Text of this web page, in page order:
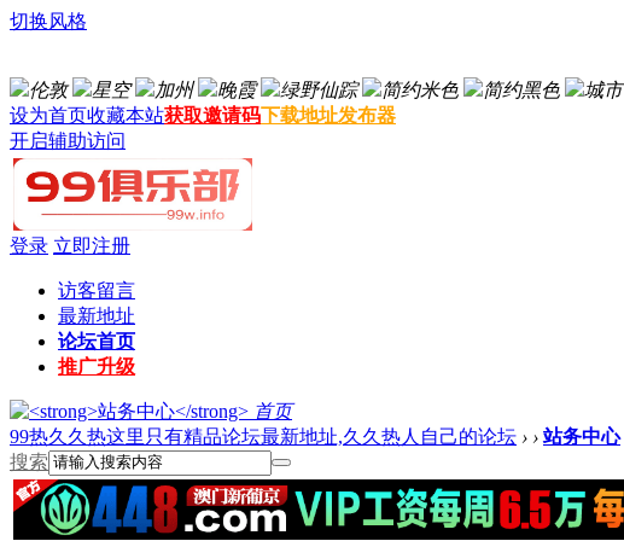
切换风格
伦敦 星空 加州 晚霞 绿野仙踪 简约米色 简约黑色 城市
设为首页收藏本站获取邀请码下载地址发布器
开启辅助访问
登录 立即注册
访客留言
最新地址
论坛首页
推广升级
首页
99热久久热这里只有精品论坛最新地址,久久热人自己的论坛 › › 站务中心
搜索